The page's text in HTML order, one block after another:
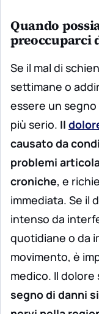
Quando
preoccuparci
Se il mal di
settimane o
essere un
più serio. Il
causato da
problemi
croniche, e
immediata. Se il
intenso da
quotidiane o da
movimento, è
medico. Il
segno di danni